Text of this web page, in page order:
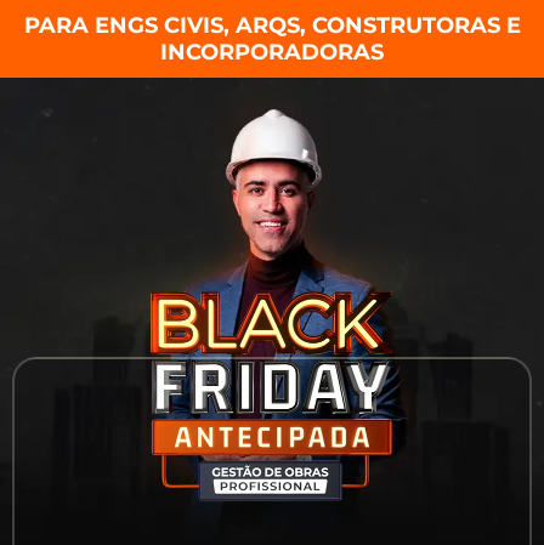
PARA ENGS CIVIS, ARQS, CONSTRUTORAS E
INCORPORADORAS